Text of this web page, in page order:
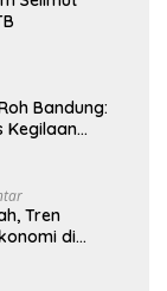
Bandung:
Kegilaan
Tren
di